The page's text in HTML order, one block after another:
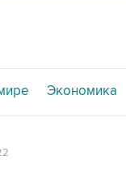
Экономика